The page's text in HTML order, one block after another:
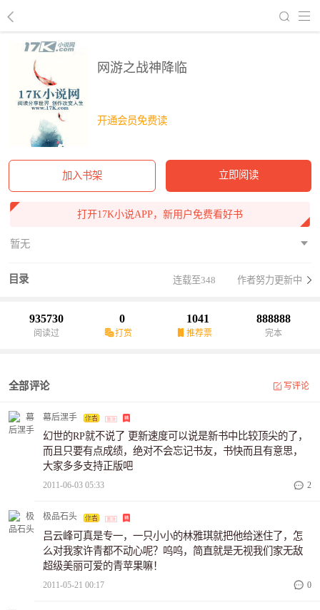
网游之战神降临
开通会员免费读
加入书架 立即阅读
打开17K小说APP，新用户免费看好书
暂无
目录 连载至348 作者努力更新中
935730
阅读过
0
打赏
1041
推荐票
888888
完本
全部评论 写评论
幕后潶手
幻世的RP就不说了 更新速度可以说是新书中比较顶尖的了，
而且只要有点成绩，绝对不会忘记书友，书快而且有意思，
大家多多支持正版吧
2011-06-03 05:33 2
极品石头
吕云峰可真是专一，一只小小的林雅琪就把他给迷住了，怎
么对我家许青都不动心呢？呜呜，简直就是无视我们家无敌
超级美丽可爱的青苹果嘛！
2011-05-21 00:17 0